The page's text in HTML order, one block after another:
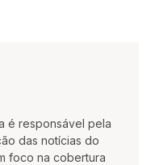
é responsável pela
das notícias do
foco na cobertura